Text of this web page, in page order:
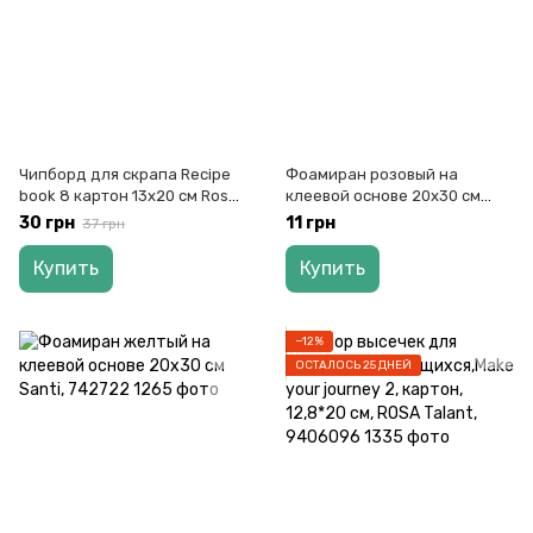
Чипборд для скрапа Recipe
book 8 картон 13x20 см Rоsа
Talant, 94232074
30 грн 37 грн
Купить
Фоамиран розовый на
клеевой основе 20х30 см
Santi, 742721
11 грн
Купить
−12%
ОСТАЛОСЬ 25 ДНЕЙ